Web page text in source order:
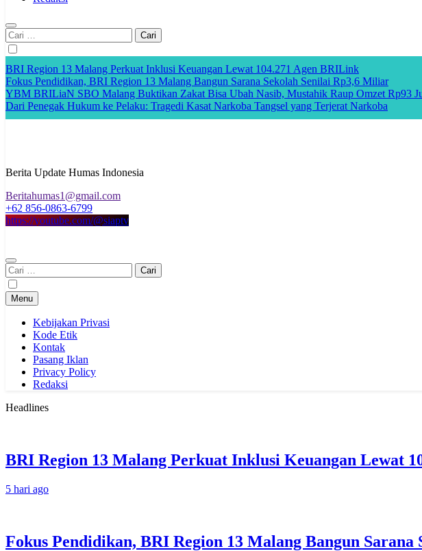
Cari
untuk:
BRI Region 13 Malang Perkuat Inklusi Keuangan Lewat 104.271 Agen BRILink
Fokus Pendidikan, BRI Region 13 Malang Bangun Sarana Sekolah Senilai Rp3,6 Miliar
YBM BRILiaN SBO Malang Buktikan Zakat Bisa Ubah Nasib, Mustahik Raup Omzet Rp93
Dari Penegak Hukum ke Pelaku: Tragedi Kasat Narkoba Tangsel yang Terjerat Narkoba
Berita Update Humas Indonesia
Beritahumas1@gmail.com
+62 856-0863-6799
https://youtube.com/@siaptv
Cari
untuk:
Menu
Kebijakan Privasi
Kode Etik
Kontak
Pasang Iklan
Privacy Policy
Redaksi
Headlines
BRI Region 13 Malang Perkuat Inklusi Keuangan Lewat
5 hari ago
Fokus Pendidikan, BRI Region 13 Malang Bangun